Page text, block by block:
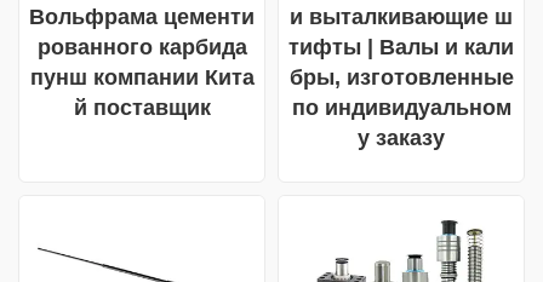
Вольфрама цементи
рованного карбида
пунш компании Кита
й поставщик
и выталкивающие ш
тифты | Валы и кали
бры, изготовленные
по индивидуальном
у заказу